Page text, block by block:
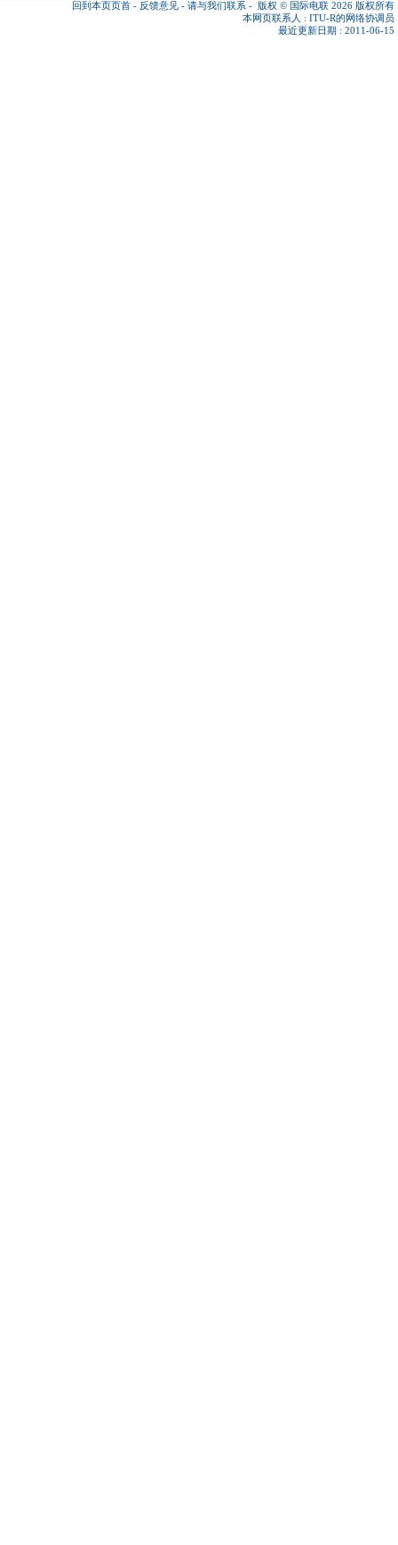
回到本页页首 - 反馈意见 - 请与我们联系 - 版权 © 国际电联 2026 版权所有
本网页联系人 : ITU-R的网络协调员
最近更新日期 : 2011-06-15